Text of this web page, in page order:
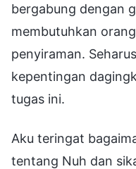
bergabung dengan
membutuhkan
penyiraman.
kepentingan
tugas ini.
Aku teringat
tentang Nuh dan